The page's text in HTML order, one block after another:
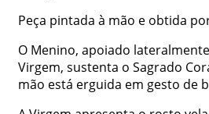
Peça pintada à mão e obtida
O Menino, apoiado
Virgem, sustenta o Sagrado
mão está erguida em gesto de